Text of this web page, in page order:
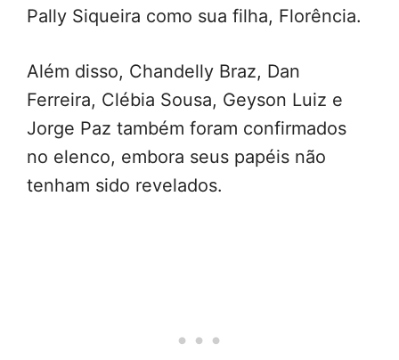
Pally Siqueira como sua filha, Florência.
Além disso, Chandelly Braz, Dan
Ferreira, Clébia Sousa, Geyson Luiz e
Jorge Paz também foram confirmados
no elenco, embora seus papéis não
tenham sido revelados.